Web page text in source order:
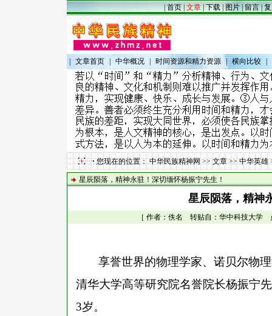
|首页|文章|下载| 图片|留言|
文章首页 中华概况 时间资源和精力资源 | 横向比较
您现在的位置：中华民族精神网>>文章>>中华英雄
星辰陨落，精神永驻！深切缅怀杨振宁先生！
星辰陨落，精神
［ 作者：佚名 转贴自：华中科技大学
享誉世界的物理学家、诺贝尔物
清华大学高等研究院名誉院长杨振宁
3岁。